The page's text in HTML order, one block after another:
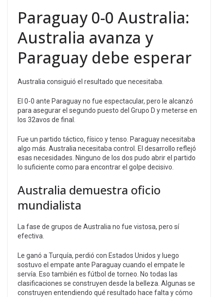
Paraguay 0-0 Australia:
Australia avanza y
Paraguay debe esperar
Australia consiguió el resultado que necesitaba.
El 0-0 ante Paraguay no fue espectacular, pero le alcanzó
para asegurar el segundo puesto del Grupo D y meterse en
los 32avos de final.
Fue un partido táctico, físico y tenso. Paraguay necesitaba
algo más. Australia necesitaba control. El desarrollo reflejó
esas necesidades. Ninguno de los dos pudo abrir el partido
lo suficiente como para encontrar el golpe decisivo.
Australia demuestra oficio
mundialista
La fase de grupos de Australia no fue vistosa, pero sí
efectiva.
Le ganó a Turquía, perdió con Estados Unidos y luego
sostuvo el empate ante Paraguay cuando el empate le
servía. Eso también es fútbol de torneo. No todas las
clasificaciones se construyen desde la belleza. Algunas se
construyen entendiendo qué resultado hace falta y cómo